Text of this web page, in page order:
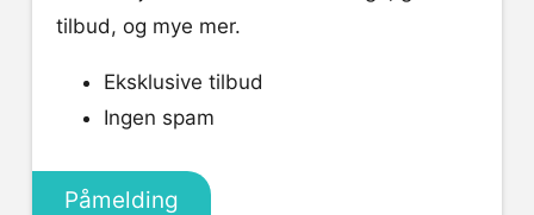
tilbud, og mye mer.
Eksklusive tilbud
Ingen spam
Påmelding